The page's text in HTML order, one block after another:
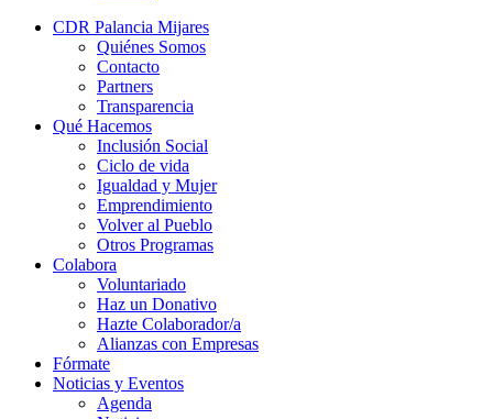
CDR Palancia Mijares
Quiénes Somos
Contacto
Partners
Transparencia
Qué Hacemos
Inclusión Social
Ciclo de vida
Igualdad y Mujer
Emprendimiento
Volver al Pueblo
Otros Programas
Colabora
Voluntariado
Haz un Donativo
Hazte Colaborador/a
Alianzas con Empresas
Fórmate
Noticias y Eventos
Agenda